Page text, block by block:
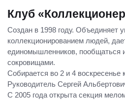
Клуб
Создан в 1998 году. Объединяет
коллекционированием людей,
единомышленников, пообщаться
сокровищами.
Собирается во 2 и 4 воскресенье
Руководитель Сергей
С 2005 года открыта секция